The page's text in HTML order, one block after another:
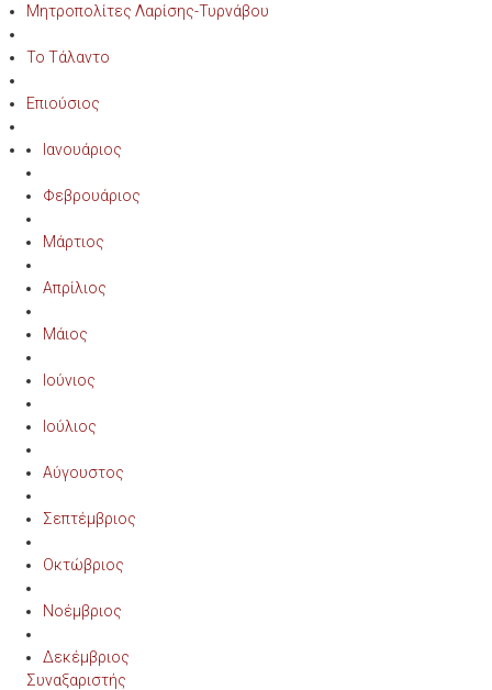
Μητροπολίτες Λαρίσης-Τυρνάβου
Το Τάλαντο
Επιούσιος
Ιανουάριος
Φεβρουάριος
Μάρτιος
Απρίλιος
Μάιος
Ιούνιος
Ιούλιος
Αύγουστος
Σεπτέμβριος
Οκτώβριος
Νοέμβριος
Δεκέμβριος
Συναξαριστής